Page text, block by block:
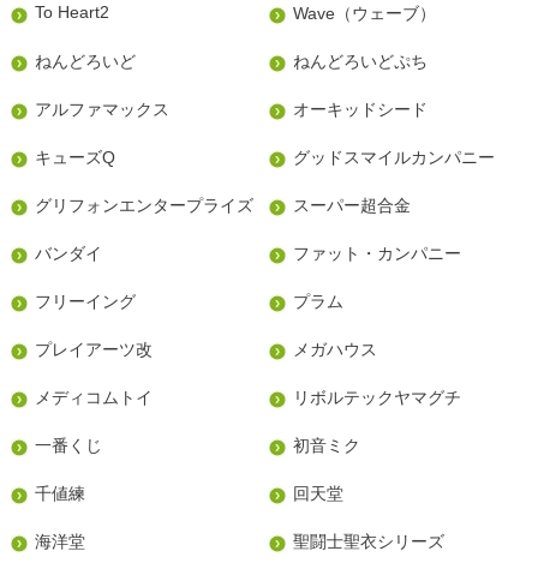
To Heart2 Wave（ウェーブ）
ねんどろいど ねんどろいどぷち
アルファマックス オーキッドシード
キューズQ グッドスマイルカンパニー
グリフォンエンタープライズ スーパー超合金
バンダイ ファット・カンパニー
フリーイング プラム
プレイアーツ改 メガハウス
メディコムトイ リボルテックヤマグチ
一番くじ 初音ミク
千値練 回天堂
海洋堂 聖闘士聖衣シリーズ